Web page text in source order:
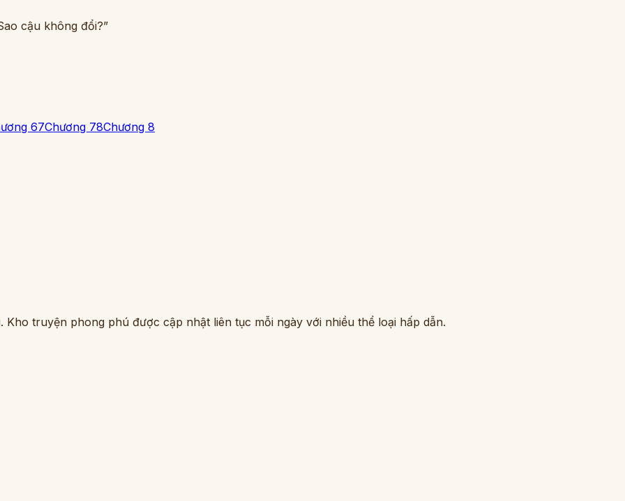
cậu không đổi?”
67Chương 78Chương 8
truyện phong phú được cập nhật liên tục mỗi ngày với nhiều thể loại hấp dẫn.